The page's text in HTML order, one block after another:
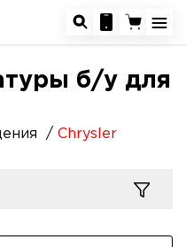
б/у для
Chrysler